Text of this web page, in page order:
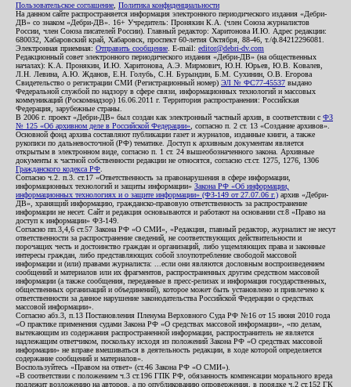
Пользовательское соглашение Политика конфиденциальности
На данном сайте распространяется информация электронного периодического издания «Дебри-
ДВ» со знаком «Дебри-ДВ». 16+ Учредитель: Пронякин К.А. (член Союза журналистов
России, член Союза писателей России). Главный редактор: Харитонова И.Ю. Адрес редакции:
680032, Хабаровский край, Хабаровск, проспект 60-летия Октября, 88-46, т./ф.84212296081.
Электронная приемная: Отправить сообщение . E-mail: editor@debri-dv.com
Редакционный совет электронного периодического издания «Дебри-ДВ» (на общественных
началах): К.А. Пронякин, И.Ю. Харитонова, А.Э. Мирмович, Ю.Н. Юрьев, Ю.В. Ковалев,
Л.Н. Левина, А.Ю. Жданов, Е.Н. Голубь, С.Н. Бурындин, Б.М. Сухинин, О.В. Егорова
Свидетельство о регистрации СМИ (Регистрационный номер) ЭЛ № ФС77-45537 выдано
Федеральной службой по надзору в сфере связи, информационных технологий и массовых
коммуникаций (Роскомнадзор) 16.06.2011 г. Территория распространения: Российская
Федерация, зарубежные страны.
В 2006 г. проект «Дебри-ДВ» был создан как электронный частный архив, в соответствии с ФЗ
№ 125 «Об архивном деле в Российской Федерации» , согласно п. 2 ст. 13 «Создание архивов».
Основной фонд архива составляют публикации газет и журналов, изданные книги, а также
рукописи по дальневосточной (РФ) тематике. Доступ к архивным документам является
открытым в электронном виде, согласно п. 1 ст. 24 вышеобозначенного закона. Архивные
документы к частной собственности редакции не относятся, согласно ст.ст. 1275, 1276, 1306
Гражданского кодекса РФ
Согласно ч.2. п.3. ст.17 «Ответственность за правонарушения в сфере информации,
информационных технологий и защиты информации» Закона РФ «Об информации,
информационных технологиях и о защите информации» (ФЗ-149 от 27.07.06 г.) архив «Дебри-
ДВ», хранящий информацию, гражданско-правовую ответственность за распространение
информации не несет. Сайт и редакция основываются и работают на основании ст.8 «Право на
доступ к информации» ФЗ-149.
Согласно пп.3,4,6 ст.57 Закона РФ «О СМИ», «Редакция, главный редактор, журналист не несут
ответственности за распространение сведений, не соответствующих действительности и
порочащих честь и достоинство граждан и организаций, либо ущемляющих права и законные
интересы граждан, либо представляющих собой злоупотребление свободой массовой
информации и (или) правами журналиста: ...если они являются дословным воспроизведением
сообщений и материалов или их фрагментов, распространенных другим средством массовой
информации (а также сообщения, переданные в пресс-релизах и информация государственных,
общественных организаций и объединений), которое может быть установлено и привлечено к
ответственности за данное нарушение законодательства Российской Федерации о средствах
массовой информации».
Согласно абз.3, п.13 Постановления Пленума Верховного Суда РФ №16 от 15 июня 2010 года
«О практике применения судами Закона РФ «О средствах массовой информации», «по делам,
вытекающим из содержания распространенной информации, распространитель не является
надлежащим ответчиком, поскольку исходя из положений Закона РФ «О средствах массовой
информации» не вправе вмешиваться в деятельность редакции, в ходе которой определяется
содержание сообщений и материалов».
Воспользуйтесь «Правом на ответ» (ст.46 Закона РФ «О СМИ»).
«В соответствии с положением ч.3 ст.196 ГПК РФ, обязанность компенсации морального вреда
подлежит возложению на авторов, а по опубликованию опровержения, в порядке ч.2 ст.152 ГК